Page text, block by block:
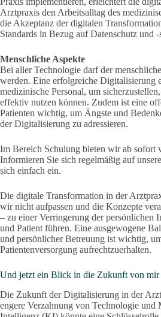
Arztpraxis den Arbeitsalltag des
die Akzeptanz der digitalen
Standards in Bezug auf Datenschutz und
Menschliche Aspekte
Bei aller Technologie darf der
werden. Eine erfolgreiche Digitalisierung
medizinische Personal, um
effektiv nutzen können. Zudem ist eine
Patienten wichtig, um Ängste und
der Digitalisierung zu adressieren.
Im Bereich Schulung bieten wir ab sofort
Informieren Sie sich regelmäßig auf
sich einfach ein.
Die digitale Transformation in der
wir nicht aufpassen und die Konzepte
– zu einer Verringerung der persönlichen
und Patient führen. Eine ausgewogene
und persönlicher Betreuung ist wichtig,
Patientenversorgung aufrechtzuerhalten.
Und jetzt ein Blick in die Zukunft von mir
Die Zukunft der Digitalisierung in der
engere Verzahnung von Technologie